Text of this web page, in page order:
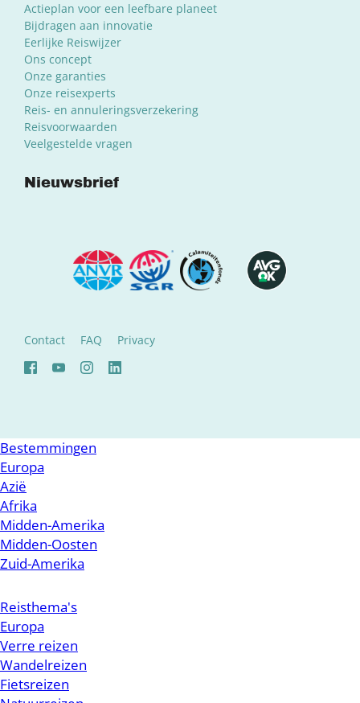
Actieplan voor een leefbare planeet
Bijdragen aan innovatie
Eerlijke Reiswijzer
Ons concept
Onze garanties
Onze reisexperts
Reis- en annuleringsverzekering
Reisvoorwaarden
Veelgestelde vragen
Nieuwsbrief
Contact FAQ Privacy
Bestemmingen
Europa
Azië
Afrika
Midden-Amerika
Midden-Oosten
Zuid-Amerika
Reisthema's
Europa
Verre reizen
Wandelreizen
Fietsreizen